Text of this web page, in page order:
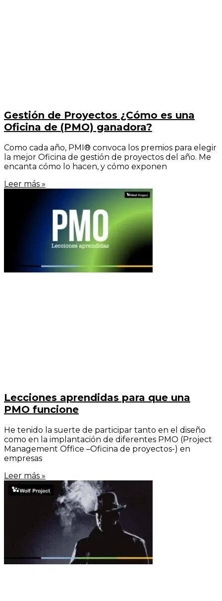
Gestión de Proyectos ¿Cómo es una
Oficina de (PMO) ganadora?
Como cada año, PMI® convoca los premios para elegir
la mejor Oficina de gestión de proyectos del año. Me
encanta cómo lo hacen, y cómo exponen
Leer más »
Lecciones aprendidas para que una
PMO funcione
He tenido la suerte de participar tanto en el diseño
como en la implantación de diferentes PMO (Project
Management Office –Oficina de proyectos-) en
empresas
Leer más »